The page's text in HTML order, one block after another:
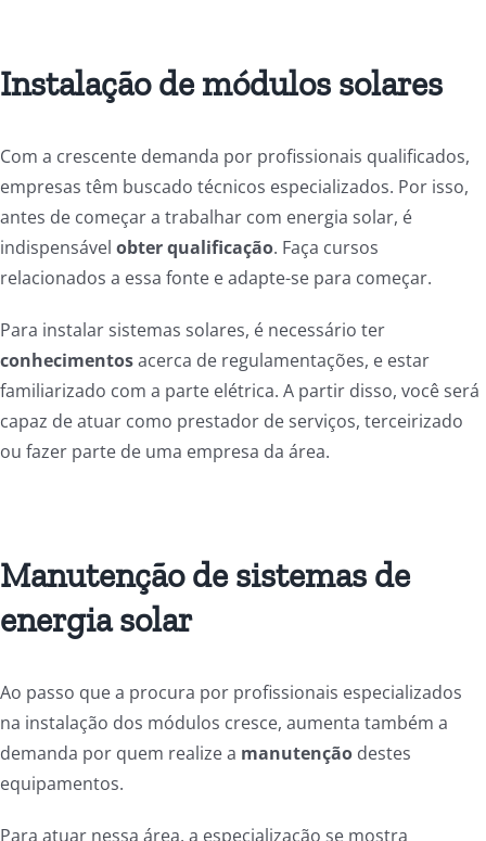
Instalação de módulos solares
Com a crescente demanda por profissionais qualificados,
empresas têm buscado técnicos especializados. Por isso,
antes de começar a trabalhar com energia solar, é
indispensável obter qualificação. Faça cursos
relacionados a essa fonte e adapte-se para começar.
Para instalar sistemas solares, é necessário ter
conhecimentosacerca de regulamentações, e estar
familiarizado com a parte elétrica. A partir disso, você será
capaz de atuar como prestador de serviços, terceirizado
ou fazer parte de uma empresa da área.
Manutenção de sistemas de
energia solar
Ao passo que a procura por profissionais especializados
na instalação dos módulos cresce, aumenta também a
demanda por quem realize a manutençãodestes
equipamentos.
Para atuar nessa área, a especialização se mostra